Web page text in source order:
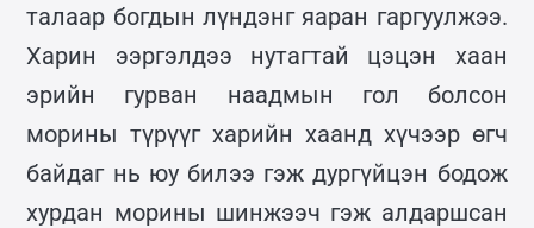
талаар богдын лүндэнг яаран гаргуулжээ.
Харин ээргэлдээ нутагтай цэцэн хаан
эрийн гурван наадмын гол болсон
морины түрүүг харийн хаанд хүчээр өгч
байдаг нь юу билээ гэж дургүйцэн бодож
хурдан морины шинжээч гэж алдаршсан